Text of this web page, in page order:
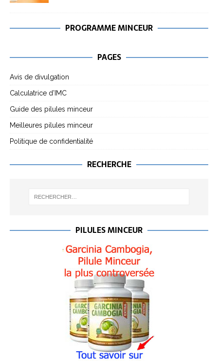
PROGRAMME MINCEUR
PAGES
Avis de divulgation
Calculatrice d’IMC
Guide des pilules minceur
Meilleures pilules minceur
Politique de confidentialité
RECHERCHE
PILULES MINCEUR